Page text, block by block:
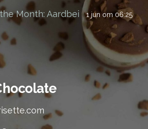
Month: Aardbei 1 jun om 06:25